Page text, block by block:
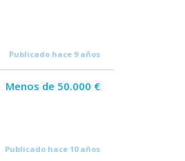
Publicado hace 9 años
Menos de 50.000 €
Publicado hace 10 años